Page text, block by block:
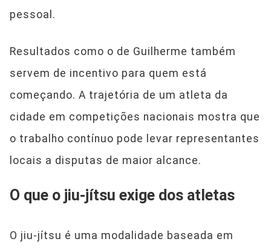
pessoal.
Resultados como o de Guilherme também
servem de incentivo para quem está
começando. A trajetória de um atleta da
cidade em competições nacionais mostra que
o trabalho contínuo pode levar representantes
locais a disputas de maior alcance.
O que o jiu-jítsu exige dos atletas
O jiu-jítsu é uma modalidade baseada em